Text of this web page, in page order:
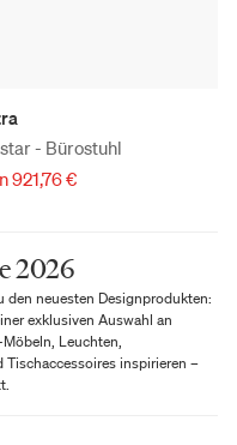
- Bürostuhl
921,76 €
2026
den neuesten Designprodukten:
exklusiven Auswahl an
Leuchten,
Tischaccessoires inspirieren –